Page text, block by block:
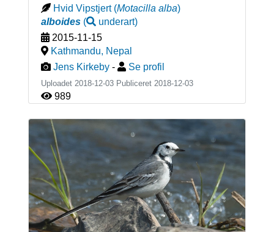
Hvid Vipstjert (Motacilla alba)
alboides( underart)
2015-11-15
Kathmandu, Nepal
Jens Kirkeby - Se profil
Uploadet 2018-12-03 Publiceret 2018-12-03
989